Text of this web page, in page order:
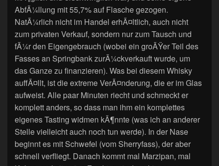
AbfÃ¼llung mit 55,7% auf Flasche gezogen.
NatÃ¼rlich nicht im Handel erhÃ¤ltlich, auch nicht
zum privaten Verkauf, sondern nur zum Tausch und
fÃ¼r den Eigengebrauch (wobei ein groÃŸer Teil des
Fasses an Springbank zurÃ¼ckverkauft wurde, um
das Ganze zu finanzieren). Was bei diesem Whisky
auffÃ¤llt, ist die extreme VerÃ¤nderung, die er im Glas
aufweist. Alle paar Minuten riecht und schmeckt er
komplett anders, so dass man ihm ein komplettes
eigenes Tasting widmen kÃ¶nnte (was ich an anderer
Stelle vielleicht auch noch tun werde). In der Nase
beginnt es mit Schwefel (vom Sherryfass), der aber
schnell verfliegt. Danach kommt mal Marzipan, mal